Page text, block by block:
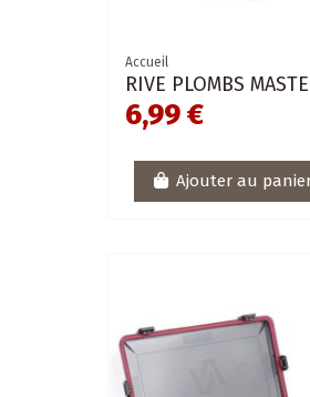
Accueil
RIVE PLOMBS
6,99 €
Ajouter au